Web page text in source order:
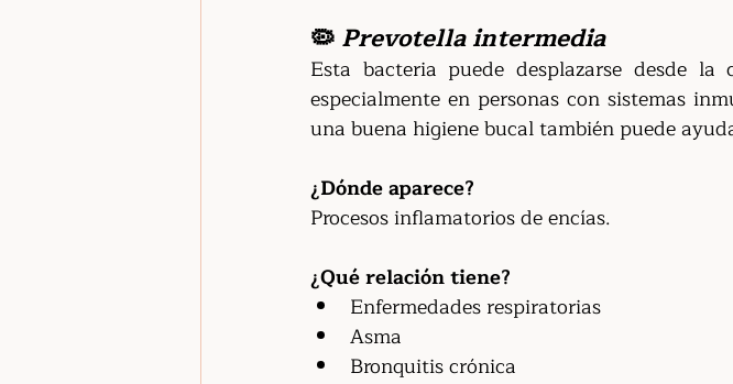
🦠 Prevotella intermedia
Esta bacteria puede desplazarse desde
especialmente en personas con sistemas
una buena higiene bucal también puede
¿Dónde aparece?
Procesos inflamatorios de encías.
¿Qué relación tiene?
Enfermedades respiratorias
Asma
Bronquitis crónica